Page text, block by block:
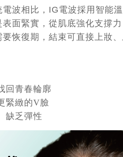
波相比，IG電波採用智能
面緊實，從肌底強化支撐
恢復期，結束可直接上妝
回青春輪廓
緊緻的V臉
缺乏彈性